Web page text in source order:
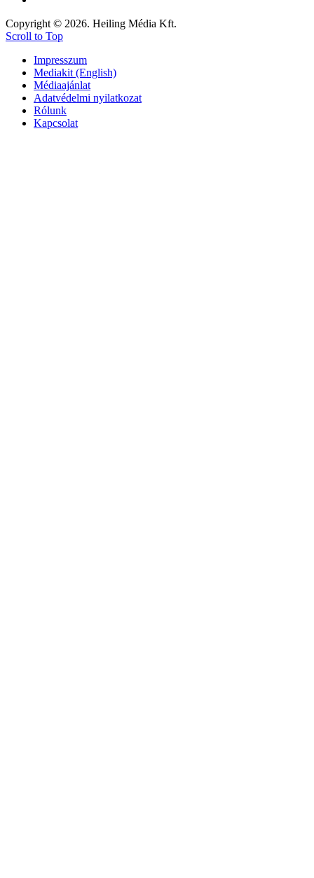
Copyright © 2026. Heiling Média Kft.
Scroll to Top
Impresszum
Mediakit (English)
Médiaajánlat
Adatvédelmi nyilatkozat
Rólunk
Kapcsolat